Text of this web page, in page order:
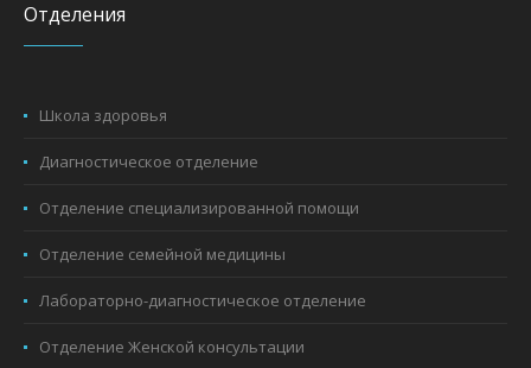
Отделения
Школа здоровья
Диагностическое отделение
Отделение специализированной помощи
Отделение семейной медицины
Лабораторно-диагностическое отделение
Отделение Женской консультации